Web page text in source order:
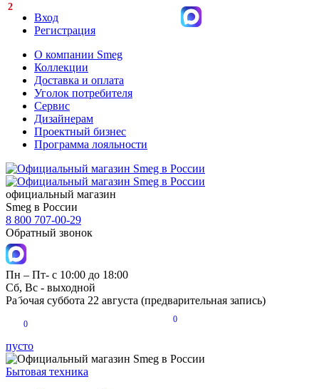
Вход
Регистрация
О компании Smeg
Коллекции
Доставка и оплата
Уголок потребителя
Сервис
Дизайнерам
Проектный бизнес
Программа лояльности
официальный магазин
Smeg в России
8 800 707-00-29
Обратный звонок
Пн – Пт- с 10:00 до 18:00
Сб, Вс - выходной
Рабочая суббота 22 августа (предварительная запись)
0
0
пусто
Бытовая техника
2